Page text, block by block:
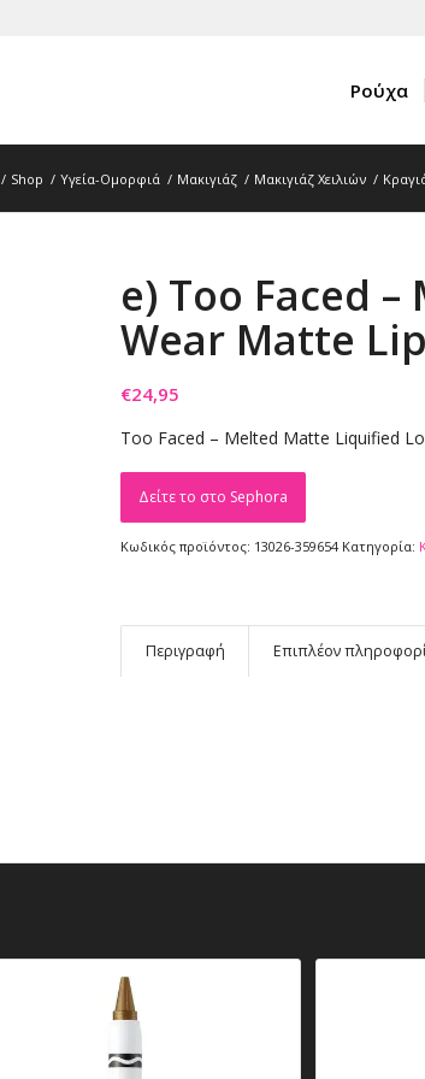
Ρούχα
/ Shop / Υγεία-Ομορφιά / Μακιγιάζ / Μακιγιάζ Χειλιών /
e) Too Faced
Wear Matte
€24,95
Too Faced – Melted Matte Liquified
Δείτε το στο Sephora
Κωδικός προϊόντος: 13026-359654 Κατηγορία:
Περιγραφή Επιπλέον